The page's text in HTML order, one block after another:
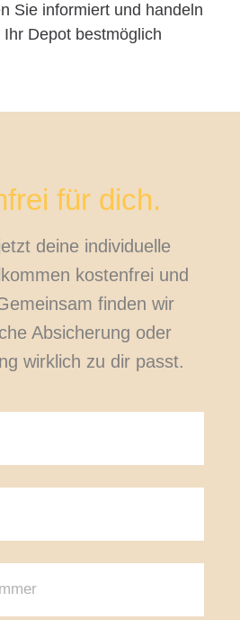
Sie informiert und handeln
Depot bestmöglich
für dich.
deine individuelle
kostenfrei und
finden wir
Absicherung oder
wirklich zu dir passt.